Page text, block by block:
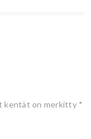
kentät on merkitty *